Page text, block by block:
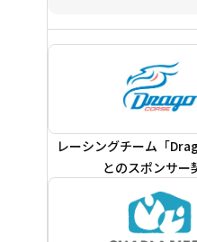
レーシングチーム「
とのスポンサー